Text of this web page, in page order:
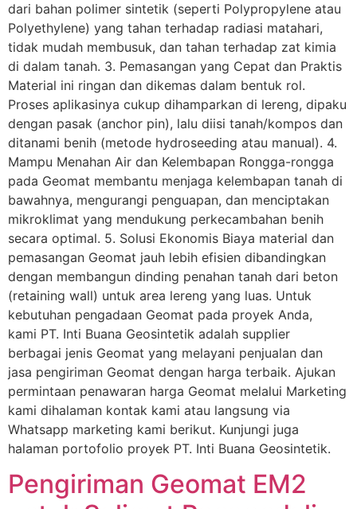
dari bahan polimer sintetik (seperti Polypropylene atau
Polyethylene) yang tahan terhadap radiasi matahari,
tidak mudah membusuk, dan tahan terhadap zat kimia
di dalam tanah. 3. Pemasangan yang Cepat dan Praktis
Material ini ringan dan dikemas dalam bentuk rol.
Proses aplikasinya cukup dihamparkan di lereng, dipaku
dengan pasak (anchor pin), lalu diisi tanah/kompos dan
ditanami benih (metode hydroseeding atau manual). 4.
Mampu Menahan Air dan Kelembapan Rongga-rongga
pada Geomat membantu menjaga kelembapan tanah di
bawahnya, mengurangi penguapan, dan menciptakan
mikroklimat yang mendukung perkecambahan benih
secara optimal. 5. Solusi Ekonomis Biaya material dan
pemasangan Geomat jauh lebih efisien dibandingkan
dengan membangun dinding penahan tanah dari beton
(retaining wall) untuk area lereng yang luas. Untuk
kebutuhan pengadaan Geomat pada proyek Anda,
kami PT. Inti Buana Geosintetik adalah supplier
berbagai jenis Geomat yang melayani penjualan dan
jasa pengiriman Geomat dengan harga terbaik. Ajukan
permintaan penawaran harga Geomat melalui Marketing
kami dihalaman kontak kami atau langsung via
Whatsapp marketing kami berikut. Kunjungi juga
halaman portofolio proyek PT. Inti Buana Geosintetik.
Pengiriman Geomat EM2